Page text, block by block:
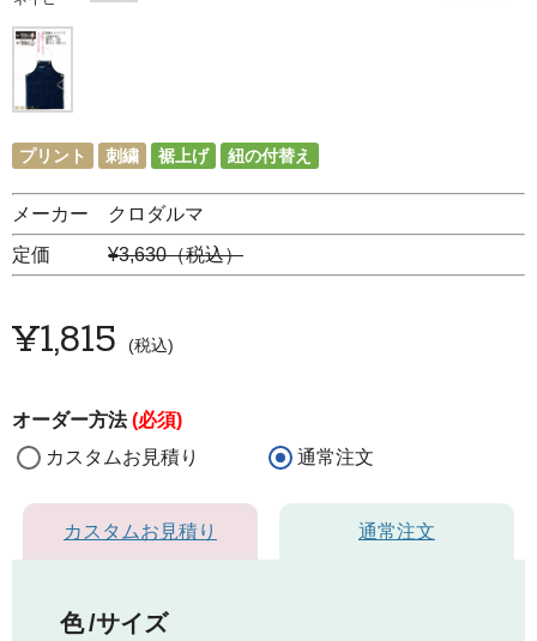
プリント 刺繍 裾上げ 紐の付替え
メーカー クロダルマ
定価 ¥3,630（税込）
¥1,815 税込
オーダー方法(必須)
カスタムお見積り
通常注文
カスタムお見積り 通常注文
色 サイズ